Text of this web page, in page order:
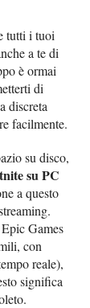
tutti i tuoi
a te di
è ormai
di
discreta
facilmente.
su disco,
su PC
a questo
Games
con
reale),
significa